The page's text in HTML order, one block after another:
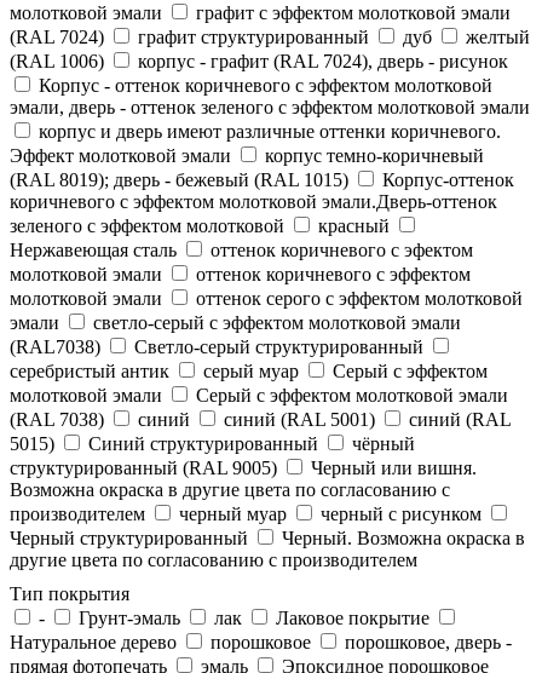
молотковой эмали
графит с эффектом молотковой эмали
(RAL 7024)
графит структурированный дуб
желтый
(RAL 1006)
корпус - графит (RAL 7024), дверь - рисунок
Корпус - оттенок коричневого с эффектом молотковой
эмали, дверь - оттенок зеленого с эффектом молотковой эмали
корпус и дверь имеют различные оттенки коричневого.
Эффект молотковой эмали
корпус темно-коричневый
(RAL 8019); дверь - бежевый (RAL 1015)
Корпус-оттенок
коричневого с эффектом молотковой эмали.Дверь-оттенок
зеленого с эффектом молотковой
красный
Нержавеющая сталь
оттенок коричневого с эфектом
молотковой эмали
оттенок коричневого с эффектом
молотковой эмали
оттенок серого с эффектом молотковой
эмали
светло-серый с эффектом молотковой эмали
(RAL7038)
Светло-серый структурированный
серебристый антик
серый муар
Серый с эффектом
молотковой эмали
Серый с эффектом молотковой эмали
(RAL 7038)
синий синий (RAL 5001)
синий (RAL
5015)
Синий структурированный
чёрный
структурированный (RAL 9005)
Черный или вишня.
Возможна окраска в другие цвета по согласованию с
производителем
черный муар
черный с рисунком
Черный структурированный
Черный. Возможна окраска в
другие цвета по согласованию с производителем
Тип покрытия
-
Грунт-эмаль лак
Лаковое покрытие
Натуральное дерево
порошковое
порошковое, дверь -
прямая фотопечать
эмаль Эпоксидное порошковое